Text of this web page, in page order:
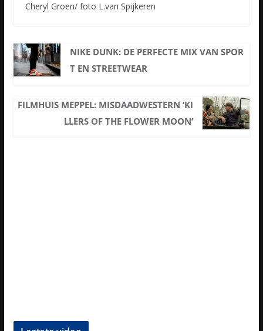
Cheryl Groen/ foto L.van Spijkeren
NIKE DUNK: DE PERFECTE MIX VAN SPOR
T EN STREETWEAR
FILMHUIS MEPPEL: MISDAADWESTERN ‘KI
LLERS OF THE FLOWER MOON’